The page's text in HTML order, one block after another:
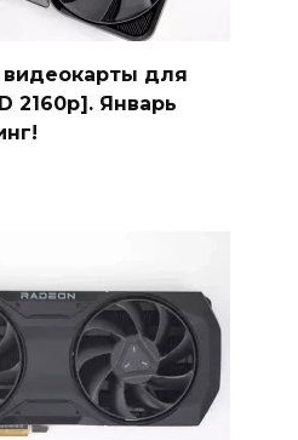
для
2160p]. Январь